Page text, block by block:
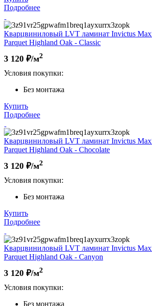
Подробнее
Кварцвиниловый LVT ламинат Invictus
Parquet Highland Oak - Classic
3 120 ₽/м2
Условия покупки:
Без монтажа
Купить
Подробнее
Кварцвиниловый LVT ламинат Invictus
Parquet Highland Oak - Chocolate
3 120 ₽/м2
Условия покупки:
Без монтажа
Купить
Подробнее
Кварцвиниловый LVT ламинат Invictus
Parquet Highland Oak - Canyon
3 120 ₽/м2
Условия покупки:
Без монтажа